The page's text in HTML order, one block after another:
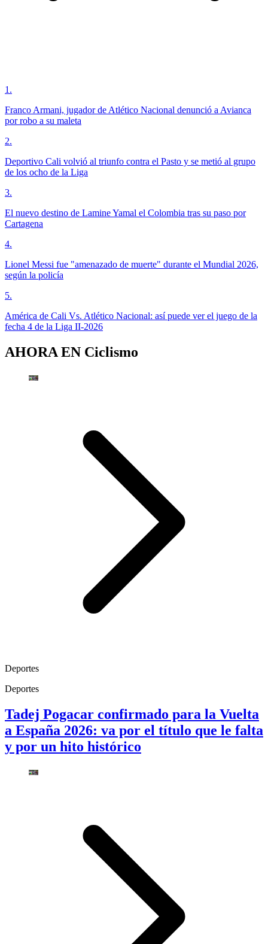
1 .
Franco Armani, jugador de Atlético Nacional denunció a Avianca
por robo a su maleta
2.
Deportivo Cali volvió al triunfo contra el Pasto y se metió al grupo
de los ocho de la Liga
3.
El nuevo destino de Lamine Yamal el Colombia tras su paso por
Cartagena
4.
Lionel Messi fue "amenazado de muerte" durante el Mundial 2026,
según la policía
5.
América de Cali Vs. Atlético Nacional: así puede ver el juego de la
fecha 4 de la Liga II-2026
AHORA EN Ciclismo
Deportes
Deportes
Tadej Pogacar confirmado para la Vuelta
a España 2026: va por el título que le falta
y por un hito histórico